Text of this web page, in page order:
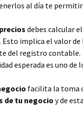
al día te
debes calcular
implica el valor
del registro contable.
esperada es uno de
facilita la toma
de tu negocio y de